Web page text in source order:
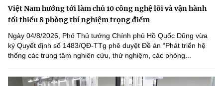
Việt Nam hướng tới làm chủ 10 công nghệ lõi và vận hành
tối thiểu 8 phòng thí nghiệm trọng điểm
Ngày 04/8/2026, Phó Thủ tướng Chính phủ Hồ Quốc Dũng vừa
ký Quyết định số 1483/QĐ-TTg phê duyệt Đề án “Phát triển hệ
thống các trung tâm nghiên cứu, thử nghiệm, các phòng...